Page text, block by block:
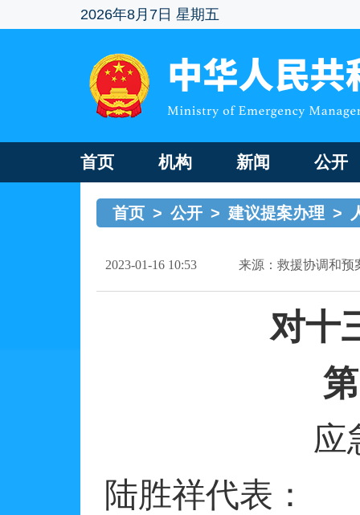
2026年8月7日 星期五
首页 机构 新闻 公开
首页 > 公开 > 建议提案办理 >
2023-01-16 10:53 来源：救援协调和预
对十
第
应
陆胜祥代表：